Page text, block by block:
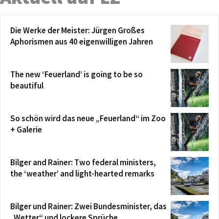
Die Werke der Meister: Jürgen Großes
Aphorismen aus 40 eigenwilligen Jahren
The new ‘Feuerland’ is going to be so
beautiful
So schön wird das neue „Feuerland“ im Zoo
+ Galerie
Bilger and Rainer: Two federal ministers,
the ‘weather’ and light-hearted remarks
Bilger und Rainer: Zwei Bundesminister, das